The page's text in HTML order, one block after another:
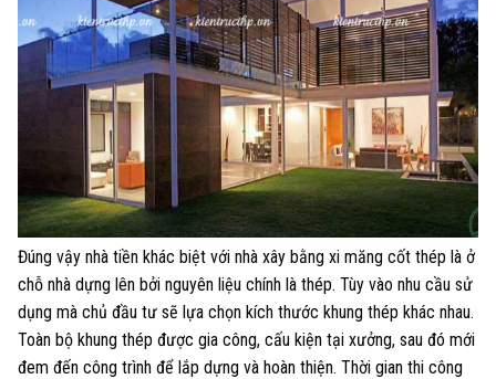
Đúng vậy nhà tiền khác biệt với nhà xây bằng xi măng cốt thép là ở
chỗ nhà dựng lên bởi nguyên liệu chính là thép. Tùy vào nhu cầu sử
dụng mà chủ đầu tư sẽ lựa chọn kích thước khung thép khác nhau.
Toàn bộ khung thép được gia công, cấu kiện tại xưởng, sau đó mới
đem đến công trình để lắp dựng và hoàn thiện. Thời gian thi công